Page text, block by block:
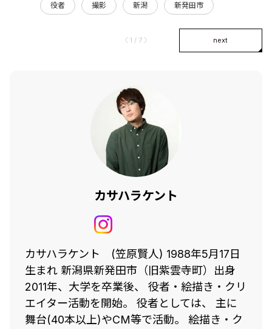
役者 撮影 新潟 新発田市
〈 1 / 7 〉 next
カサハラケント
カサハラケント (笠原賢人) 1988年5月17日
生まれ 新潟県新発田市（旧紫雲寺町）出身
2011年、大学を卒業後、 役者・絵描き・クリ
エイター活動を開始。 役者としては、 主に
舞台(40本以上)やCM等で活動。 絵描き・ク